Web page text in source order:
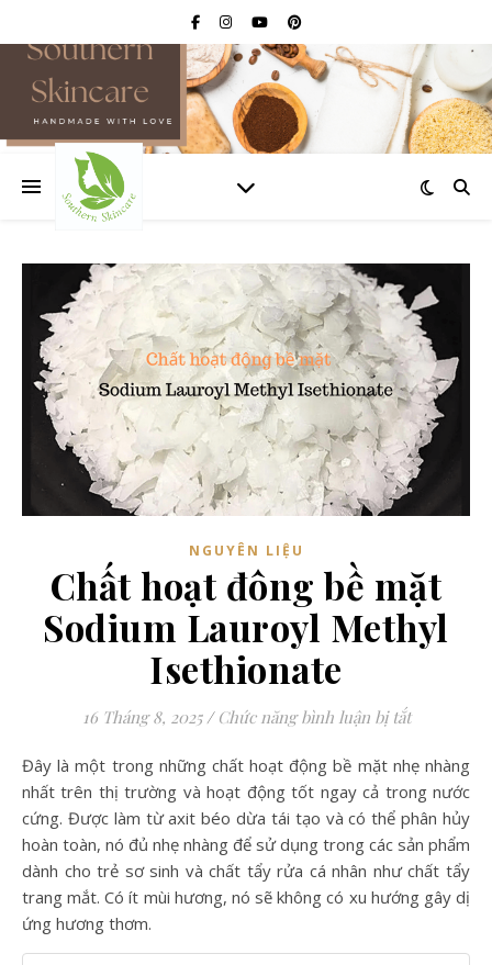
NGUYÊN LIỆU
Chất hoạt đông bề mặt
Sodium Lauroyl Methyl
Isethionate
16 Tháng 8, 2025 / Chức năng bình luận bị tắtở Chất
Đây là một trong những chất hoạt động bề mặt nhẹ nhàng
nhất trên thị trường và hoạt động tốt ngay cả trong nước
cứng. Được làm từ axit béo dừa tái tạo và có thể phân hủy
hoàn toàn, nó đủ nhẹ nhàng để sử dụng trong các sản phẩm
dành cho trẻ sơ sinh và chất tẩy rửa cá nhân như chất tẩy
trang mắt. Có ít mùi hương, nó sẽ không có xu hướng gây dị
ứng hương thơm.